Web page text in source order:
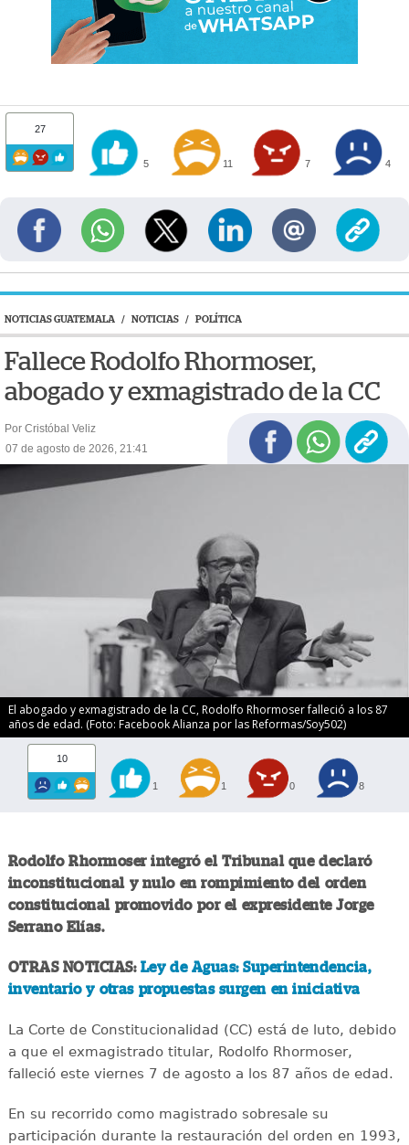
27
5 11 7 4
NOTICIAS GUATEMALA / NOTICIAS / POLÍTICA
Fallece Rodolfo Rhormoser,
abogado y exmagistrado de la CC
Por Cristóbal Veliz
07 de agosto de 2026, 21:41
El abogado y exmagistrado de la CC, Rodolfo Rhormoser falleció a los 87
años de edad. (Foto: Facebook Alianza por las Reformas/Soy502)
10
1 1 0 8
Rodolfo Rhormoser integró el Tribunal que declaró
inconstitucional y nulo en rompimiento del orden
constitucional promovido por el expresidente Jorge
Serrano Elías.
OTRAS NOTICIAS: Ley de Aguas: Superintendencia,
inventario y otras propuestas surgen en iniciativa
La Corte de Constitucionalidad (CC) está de luto, debido
a que el exmagistrado titular, Rodolfo Rhormoser,
falleció este viernes 7 de agosto a los 87 años de edad.
En su recorrido como magistrado sobresale su
participación durante la restauración del orden en 1993,